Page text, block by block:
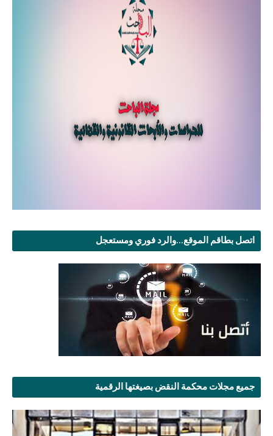
اتصل بطاقم الموقع...والرد فوري ومستعجل
جميع مجلات محكمة النقض بصيغتها الرقمية